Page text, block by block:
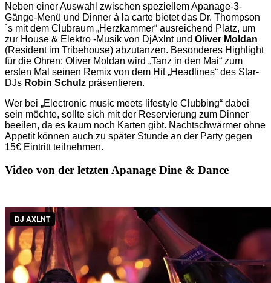
Neben einer Auswahl zwischen speziellem Apanage-3-
Gänge-Menü und Dinner á la carte bietet das Dr. Thompson
´s mit dem Clubraum „Herzkammer“ ausreichend Platz, um
zur House & Elektro -Musik von DjAxlnt und Oliver Moldan
(Resident im Tribehouse) abzutanzen. Besonderes Highlight
für die Ohren: Oliver Moldan wird „Tanz in den Mai“ zum
ersten Mal seinen Remix von dem Hit „Headlines“ des Star-
DJs Robin Schulz präsentieren.
Wer bei „Electronic music meets lifestyle Clubbing“ dabei
sein möchte, sollte sich mit der Reservierung zum Dinner
beeilen, da es kaum noch Karten gibt. Nachtschwärmer ohne
Appetit können auch zu später Stunde an der Party gegen
15€ Eintritt teilnehmen.
Video von der letzten Apanage Dine & Dance